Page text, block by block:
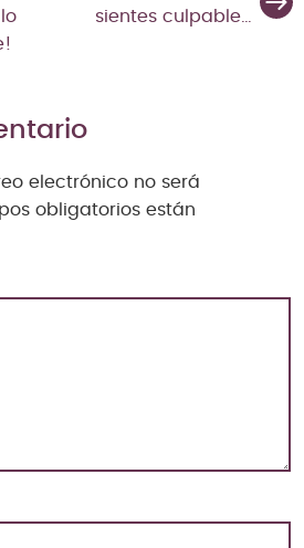
sientes culpable…
electrónico no será
obligatorios están